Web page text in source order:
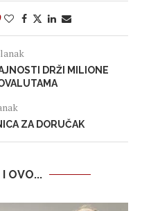
DRŽI MILIONE
ZA DORUČAK
I OVO...